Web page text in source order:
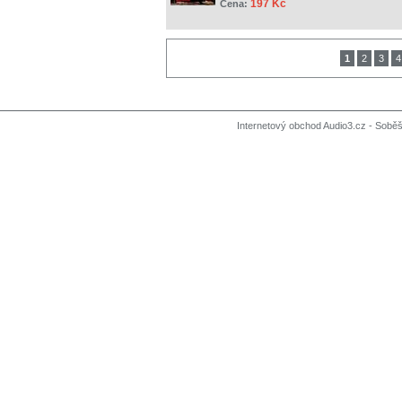
Cena: 197 Kč
1 2 3 4
Internetový obchod Audio3.cz -